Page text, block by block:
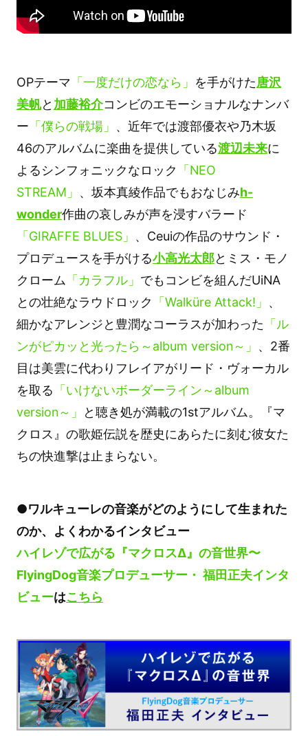
OPテーマ 「一度だけの恋なら」 を手がけた唐沢
美帆と 加藤裕介コンビのエモーショナルなナンバ
ー 「僕らの戦場」 、近年では渡部優衣や乃木坂
46のアルバムに楽曲を提供している渡辺未来に
よるシンフォニックなロック
「NEO
STREAM」 、坂本真綾作品でもおなじみh-
wonder作曲の哀しみが声を浸すバラード
「GIRAFFE BLUES」 、Ceuiの作品のサウンド・
プロデュースを手がける小高光太郎とミス・モノ
クローム 「カラフル」 でもコンビを組んだUiNA
との壮絶なラウドロック
「Walküre Attack!」 、
細かなアレンジと豊潤なコーラスが加わった 「ル
ンがピカッと光ったら～album version～」 、2番
目は美雲に代わりフレイアがリード・ヴォーカル
を取る 「いけないボーダーライン～album
version～」
と聴き処が満載の1stアルバム。『マ
クロス』の歌姫伝説を歴史にあらたに刻む彼女た
ちの快進撃は止まらない。
●ワルキューレの音楽がどのようにして生まれた
のか、よくわかるインタビュー
ハイレゾで広がる『マクロスΔ』の音世界〜
FlyingDog音楽プロデューサー・ 福田正夫インタ
ビューはこちら